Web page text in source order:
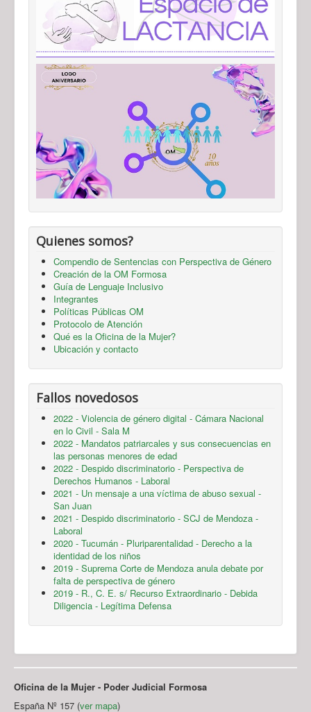
Quienes somos?
Compendio de Sentencias con Perspectiva de Género
Creación de la OM Formosa
Guía de Lenguaje Inclusivo
Integrantes
Políticas Públicas OM
Protocolo de Atención
Qué es la Oficina de la Mujer?
Ubicación y contacto
Fallos novedosos
2022 - Violencia de género digital - Cámara Nacional
en lo Civil - Sala M
2022 - Mandatos patriarcales y sus consecuencias en
las personas menores de edad
2022 - Despido discriminatorio - Perspectiva de
Derechos Humanos - Laboral
2021 - Un mensaje a una víctima de abuso sexual -
San Juan
2021 - Despido discriminatorio - SCJ de Mendoza -
Laboral
2020 - Tucumán - Pluriparentalidad - Derecho a la
identidad de los niños
2019 - Suprema Corte de Mendoza anula debate por
falta de perspectiva de género
2019 - R., C. E. s/ Recurso Extraordinario - Debida
Diligencia - Legítima Defensa
Oficina de la Mujer - Poder Judicial Formosa
España Nº 157 (ver mapa)